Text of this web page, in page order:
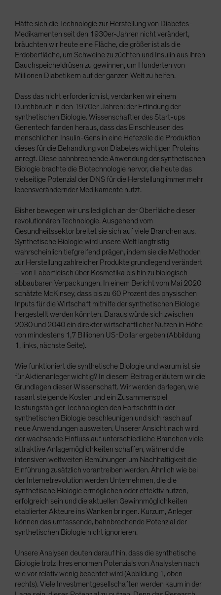
Hätte sich die Technologie zur Herstellung von Diabetes-
Medikamenten seit den 1930er-Jahren nicht verändert,
bräuchten wir heute eine Fläche, die größer ist als die
Erdoberfläche, um Schweine zu züchten und Insulin aus ihren
Bauchspeicheldrüsen zu gewinnen, um Hunderten von
Millionen Diabetikern auf der ganzen Welt zu helfen.
Dass das nicht erforderlich ist, verdanken wir einem
Durchbruch in den 1970er-Jahren: der Erfindung der
synthetischen Biologie. Wissenschaftler des Start-ups
Genentech fanden heraus, dass das Einschleusen des
menschlichen Insulin-Gens in eine Hefezelle die Produktion
dieses für die Behandlung von Diabetes wichtigen Proteins
anregt. Diese bahnbrechende Anwendung der synthetischen
Biologie brachte die Biotechnologie hervor, die heute das
vielseitige Potenzial der DNS für die Herstellung immer mehr
lebensverändernder Medikamente nutzt.
Bisher bewegen wir uns lediglich an der Oberfläche dieser
revolutionären Technologie. Ausgehend vom
Gesundheitssektor breitet sie sich auf viele Branchen aus.
Synthetische Biologie wird unsere Welt langfristig
wahrscheinlich tiefgreifend prägen, indem sie die Methoden
zur Herstellung zahlreicher Produkte grundlegend verändert
– von Laborfleisch über Kosmetika bis hin zu biologisch
abbaubaren Verpackungen. In einem Bericht vom Mai 2020
schätzte McKinsey, dass bis zu 60 Prozent des physischen
Inputs für die Wirtschaft mithilfe der synthetischen Biologie
hergestellt werden könnten. Daraus würde sich zwischen
2030 und 2040 ein direkter wirtschaftlicher Nutzen in Höhe
von mindestens 1,7 Billionen US-Dollar ergeben (Abbildung
1, links, nächste Seite).
Wie funktioniert die synthetische Biologie und warum ist sie
für Aktienanleger wichtig? In diesem Beitrag erläutern wir die
Grundlagen dieser Wissenschaft. Wir werden darlegen, wie
rasant steigende Kosten und ein Zusammenspiel
leistungsfähiger Technologien den Fortschritt in der
synthetischen Biologie beschleunigen und sich rasch auf
neue Anwendungen ausweiten. Unserer Ansicht nach wird
der wachsende Einfluss auf unterschiedliche Branchen viele
attraktive Anlagemöglichkeiten schaffen, während die
intensiven weltweiten Bemühungen um Nachhaltigkeit die
Einführung zusätzlich vorantreiben werden. Ähnlich wie bei
der Internetrevolution werden Unternehmen, die die
synthetische Biologie ermöglichen oder effektiv nutzen,
erfolgreich sein und die aktuellen Gewinnmöglichkeiten
etablierter Akteure ins Wanken bringen. Kurzum, Anleger
können das umfassende, bahnbrechende Potenzial der
synthetischen Biologie nicht ignorieren.
Unsere Analysen deuten darauf hin, dass die synthetische
Biologie trotz ihres enormen Potenzials von Analysten nach
wie vor relativ wenig beachtet wird (Abbildung 1, oben
rechts). Viele Investmentgesellschaften werden kaum in der